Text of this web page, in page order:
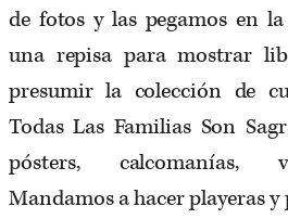
de fotos y las pegamos en
una repisa para mostrar
presumir la colección de
Todas Las Familias Son
pósters, calcomanías,
Mandamos a hacer playeras